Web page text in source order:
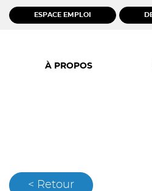
ESPACE EMPLOI
À PROPOS
< Retour